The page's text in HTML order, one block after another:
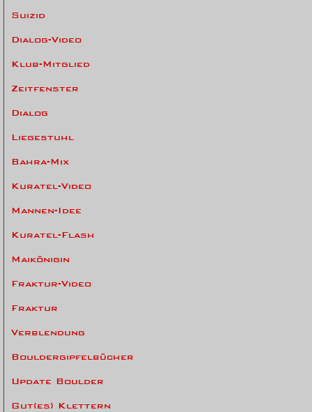
Suizid
Dialog-Video
Klub-Mitglied
Zeitfenster
Dialog
Liegestuhl
Bahra-Mix
Kuratel-Video
Mannen-Idee
Kuratel-Flash
Maikönigin
Fraktur-Video
Fraktur
Verblendung
Bouldergipfelbücher
Update Boulder
Gut(es) Klettern